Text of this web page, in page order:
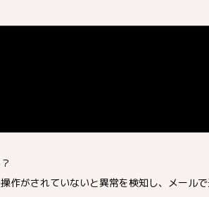
作がされていないと異常を検知し、メール